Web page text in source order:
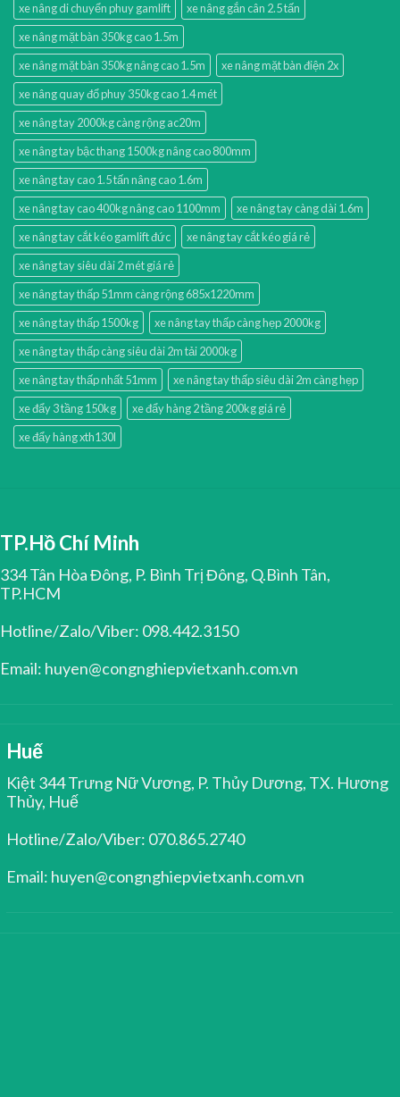
xe nâng di chuyển phuy gamlift
xe nâng gắn cân 2.5 tấn
xe nâng mặt bàn 350kg cao 1.5m
xe nâng mặt bàn 350kg nâng cao 1.5m
xe nâng mặt bàn điện 2x
xe nâng quay đổ phuy 350kg cao 1.4 mét
xe nâng tay 2000kg càng rộng ac20m
xe nâng tay bậc thang 1500kg nâng cao 800mm
xe nâng tay cao 1.5 tấn nâng cao 1.6m
xe nâng tay cao 400kg nâng cao 1100mm
xe nâng tay càng dài 1.6m
xe nâng tay cắt kéo gamlift đức
xe nâng tay cắt kéo giá rẻ
xe nâng tay siêu dài 2 mét giá rẻ
xe nâng tay thấp 51mm càng rộng 685x1220mm
xe nâng tay thấp 1500kg
xe nâng tay thấp càng hẹp 2000kg
xe nâng tay thấp càng siêu dài 2m tải 2000kg
xe nâng tay thấp nhất 51mm
xe nâng tay thấp siêu dài 2m càng hẹp
xe đẩy 3 tầng 150kg
xe đẩy hàng 2 tầng 200kg giá rẻ
xe đẩy hàng xth130l
TP.Hồ Chí Minh
334 Tân Hòa Đông, P. Bình Trị Đông, Q.Bình Tân,
TP.HCM
Hotline/Zalo/Viber: 098.442.3150
Email: huyen@congnghiepvietxanh.com.vn
Huế
Kiệt 344 Trưng Nữ Vương, P. Thủy Dương, TX. Hương
Thủy, Huế
Hotline/Zalo/Viber: 070.865.2740
Email: huyen@congnghiepvietxanh.com.vn